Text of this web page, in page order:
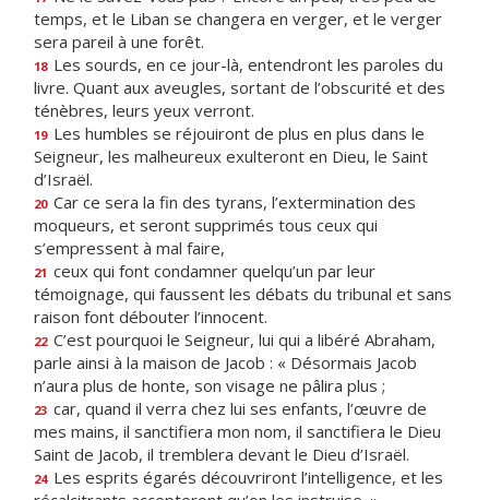
temps, et le Liban se changera en verger, et le verger
sera pareil à une forêt.
18 Les sourds, en ce jour-là, entendront les paroles du
livre. Quant aux aveugles, sortant de l’obscurité et des
ténèbres, leurs yeux verront.
19 Les humbles se réjouiront de plus en plus dans le
Seigneur, les malheureux exulteront en Dieu, le Saint
d’Israël.
20 Car ce sera la fin des tyrans, l’extermination des
moqueurs, et seront supprimés tous ceux qui
s’empressent à mal faire,
21 ceux qui font condamner quelqu’un par leur
témoignage, qui faussent les débats du tribunal et sans
raison font débouter l’innocent.
22 C’est pourquoi le Seigneur, lui qui a libéré Abraham,
parle ainsi à la maison de Jacob : « Désormais Jacob
n’aura plus de honte, son visage ne pâlira plus ;
23 car, quand il verra chez lui ses enfants, l’œuvre de
mes mains, il sanctifiera mon nom, il sanctifiera le Dieu
Saint de Jacob, il tremblera devant le Dieu d’Israël.
24 Les esprits égarés découvriront l’intelligence, et les